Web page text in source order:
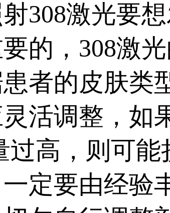
激光要想
的，308激
者的皮肤类
活调整，如
过高，则可
定要由经验